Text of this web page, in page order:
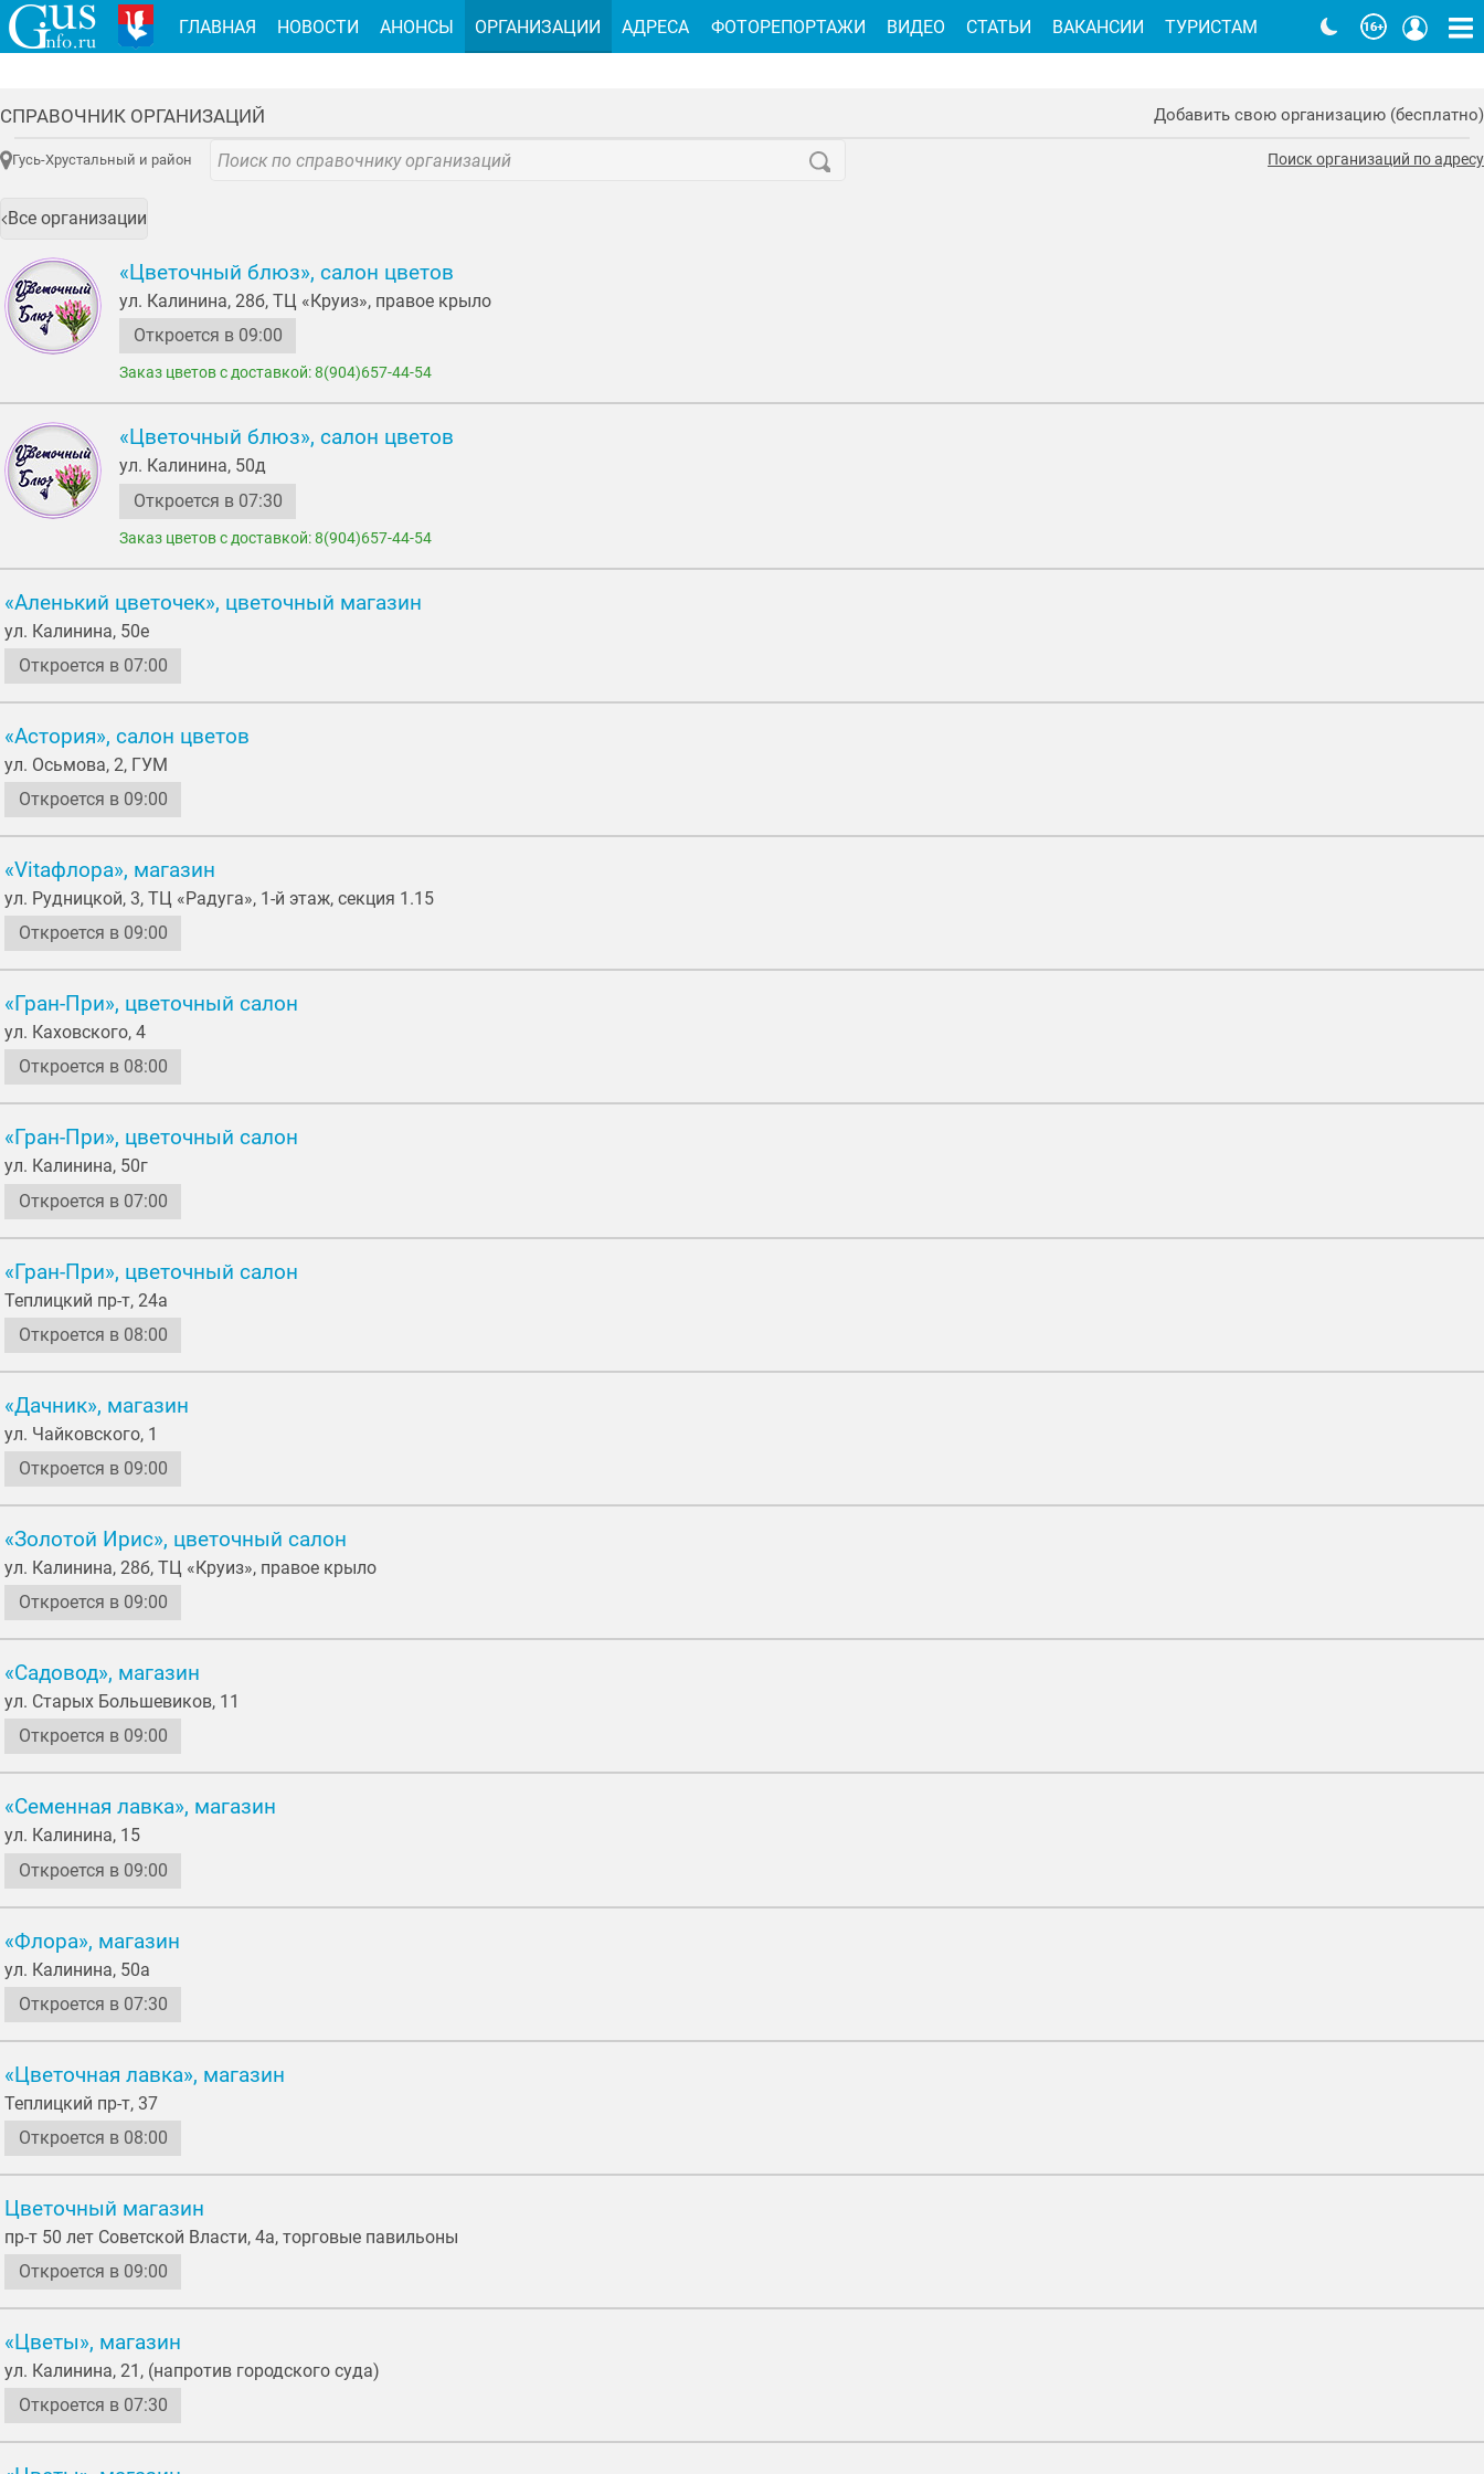
СПРАВОЧНИК ОРГАНИЗАЦИЙ Добавить свою организацию (бесплатно)
Гусь-Хрустальный и район Поиск организаций по адресу
Все организации
«Цветочный блюз», салон цветов
ул. Калинина, 28б, ТЦ «Круиз», правое крыло
Откроется в 09:00
Заказ цветов с доставкой: 8(904)657-44-54
«Цветочный блюз», салон цветов
ул. Калинина, 50д
Откроется в 07:30
Заказ цветов с доставкой: 8(904)657-44-54
«Аленький цветочек», цветочный магазин
ул. Калинина, 50е
Откроется в 07:00
«Астория», салон цветов
ул. Осьмовa, 2, ГУМ
Откроется в 09:00
«Vitaфлора», магазин
ул. Рудницкой, 3, ТЦ «Радуга», 1-й этаж, секция 1.15
Откроется в 09:00
«Гран-При», цветочный салон
ул. Каховского, 4
Откроется в 08:00
«Гран-При», цветочный салон
ул. Калинина, 50г
Откроется в 07:00
«Гран-При», цветочный салон
Теплицкий пр-т, 24a
Откроется в 08:00
«Дачник», магазин
ул. Чайковского, 1
Откроется в 09:00
«Золотой Ирис», цветочный салон
ул. Калинина, 28б, ТЦ «Круиз», правое крыло
Откроется в 09:00
«Садовод», магазин
ул. Старых Большевиков, 11
Откроется в 09:00
«Семенная лавка», магазин
ул. Калинина, 15
Откроется в 09:00
«Флора», магазин
ул. Калинина, 50а
Откроется в 07:30
«Цветочная лавка», магазин
Теплицкий пр-т, 37
Откроется в 08:00
Цветочный магазин
пр-т 50 лет Советской Власти, 4а, торговые павильоны
Откроется в 09:00
«Цветы», магазин
ул. Калинина, 21, (напротив городского суда)
Откроется в 07:30
ГЛАВНАЯ НОВОСТИ АНОНСЫ ОРГАНИЗАЦИИ АДРЕСА ФОТОРЕПОРТАЖИ ВИДЕО СТАТЬИ ВАКАНСИИ ТУРИСТАМ